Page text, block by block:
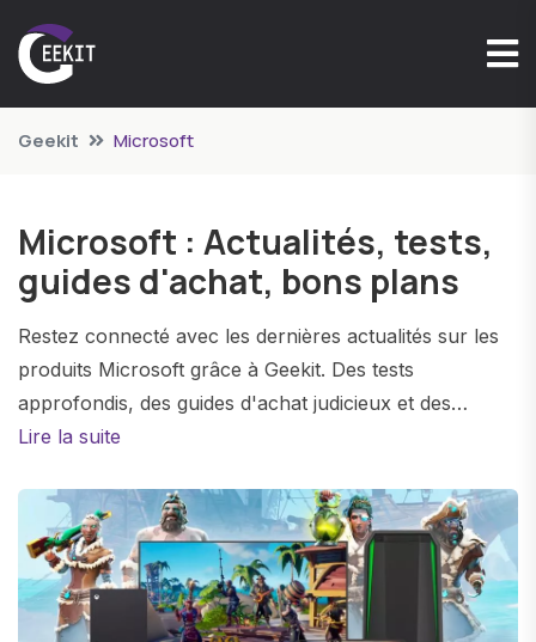
Geekit Microsoft
Microsoft : Actualités, tests,
guides d'achat, bons plans
Restez connecté avec les dernières actualités sur les
produits Microsoft grâce à Geekit. Des tests
approfondis, des guides d'achat judicieux et des
informations captivantes vous aident à choisir le
une tablette ou un accessoire.
Lire la suite